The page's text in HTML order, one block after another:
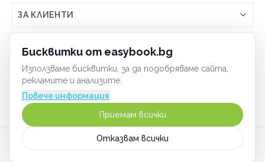
Бисквитки от easybook.bg
Използваме бисквитки, за да подобряваме сайта,
рекламите и анализите.
Повече информация
Отказвам всички
Приемам всички
Връзка с easybook.bg
Как работи easybook
Често задавани въпроси
ЗА КЛИЕНТИ
Условия за ползване
GDPR политика
Сигурност
ЗА ТЪРГОВЦИ
Включи бизнеса си
Управлявай ефективно с easybook
ОБЩИ
Бисквитки
Начин на плащане
Карта на сайта